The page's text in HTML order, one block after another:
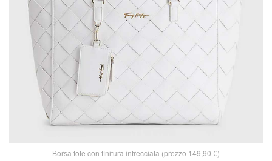
Borsa tote con finitura intrecciata (prezzo 149,90 €)